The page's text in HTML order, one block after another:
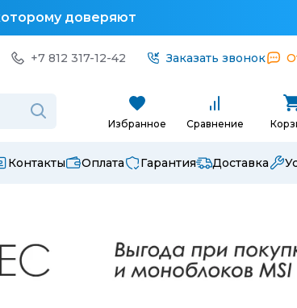
доверяют
+7 812 317-12-42 Заказать звонок
Избранное Сравнение
Контакты Оплата Гарантия Доставка